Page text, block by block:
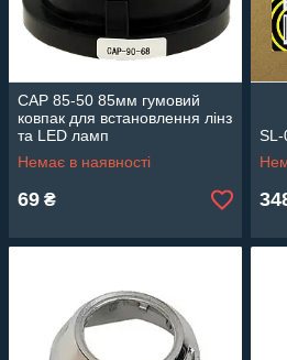
CAP 85-50 85мм гумовий
ковпак для встановлення лінз
та LED ламп
Немає в наявності
69 ₴
SL-